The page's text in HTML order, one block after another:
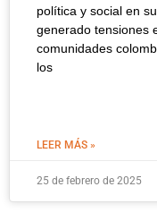
política y social en
generado tensiones
comunidades
los
LEER MÁS »
25 de febrero de 2025